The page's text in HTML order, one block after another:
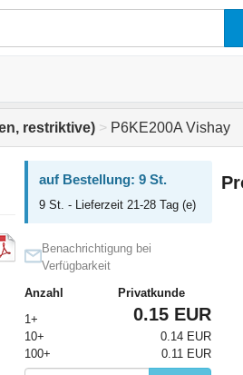
restriktive) > P6KE200A Vishay
auf Bestellung: 9 St.
9 St. - Lieferzeit 21-28 Tag (e)
Benachrichtigung bei
Verfügbarkeit
Anzahl
Privatkunde
1+
0.15 EUR
10+
0.14 EUR
100+
0.11 EUR